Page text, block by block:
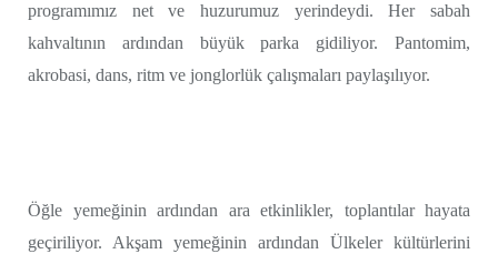
programımız net ve huzurumuz yerindeydi. Her sabah
kahvaltının ardından büyük parka gidiliyor. Pantomim,
akrobasi, dans, ritm ve jonglorlük çalışmaları paylaşılıyor.
Öğle yemeğinin ardından ara etkinlikler, toplantılar hayata
geçiriliyor. Akşam yemeğinin ardından Ülkeler kültürlerini